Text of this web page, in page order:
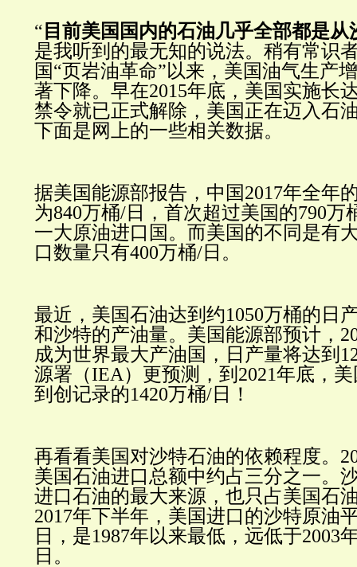
“ 目前美国国内的石油几乎全部都是从
是我听到的最无知的说法。稍有常识
国“页岩油革命”以来，美国油气生产
著下降。早在2015年底，美国实施长
禁令就已正式解除，美国正在迈入石
下面是网上的一些相关数据。
据美国能源部报告，中国2017年全年
为840万桶/日，首次超过美国的790万
一大原油进口国。而美国的不同是有
口数量只有400万桶/日。
最近，美国石油达到约1050万桶的日
和沙特的产油量。美国能源部预计，
成为世界最大产油国，日产量将达到
源署（IEA）更预测，到2021年底，
到创记录的1420万桶/日！
再看看美国对沙特石油的依赖程度。
美国石油进口总额中约占三分之一。
进口石油的最大来源，也只占美国石
2017年下半年，美国进口的沙特原油
日，是1987年以来最低，远低于2003
日。